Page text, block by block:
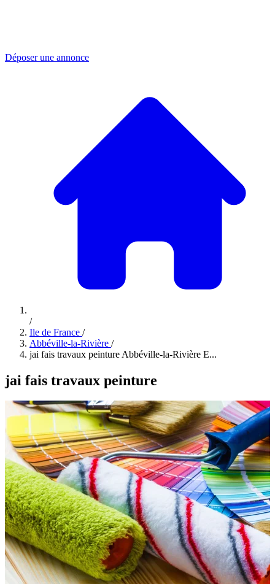
Déposer une annonce
/
Ile de France /
Abbéville-la-Rivière /
jai fais travaux peinture Abbéville-la-Rivière E...
jai fais travaux peinture